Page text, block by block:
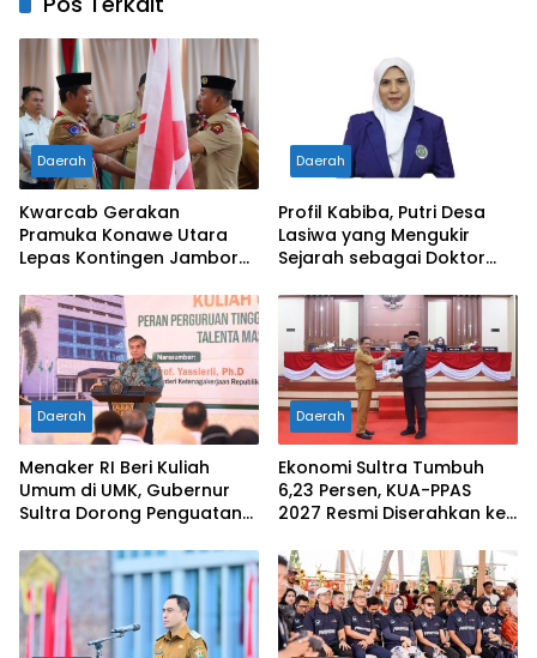
Daerah
Kwarcab Gerakan
Pramuka Konawe Utara
Lepas Kontingen Jambore
Ikbar: Tunjukkan Karakter
Generasi Muda Konut yang
Disiplin dan Berprestasi
Daerah
Profil Kabiba, Putri Desa
Lasiwa yang Mengukir
Sejarah sebagai Doktor
Kelahirannya
Daerah
Menaker RI Beri Kuliah
Umum di UMK, Gubernur
Sultra Dorong Penguatan
Dunia Kerja
Daerah
Ekonomi Sultra Tumbuh
6,23 Persen, KUA-PPAS
2027 Resmi Diserahkan ke